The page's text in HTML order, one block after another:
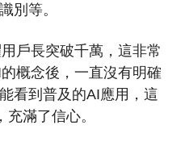
別等。
戶長突破千萬，這非常
概念後，一直沒有明確
看到普及的AI應用，這
滿了信心。